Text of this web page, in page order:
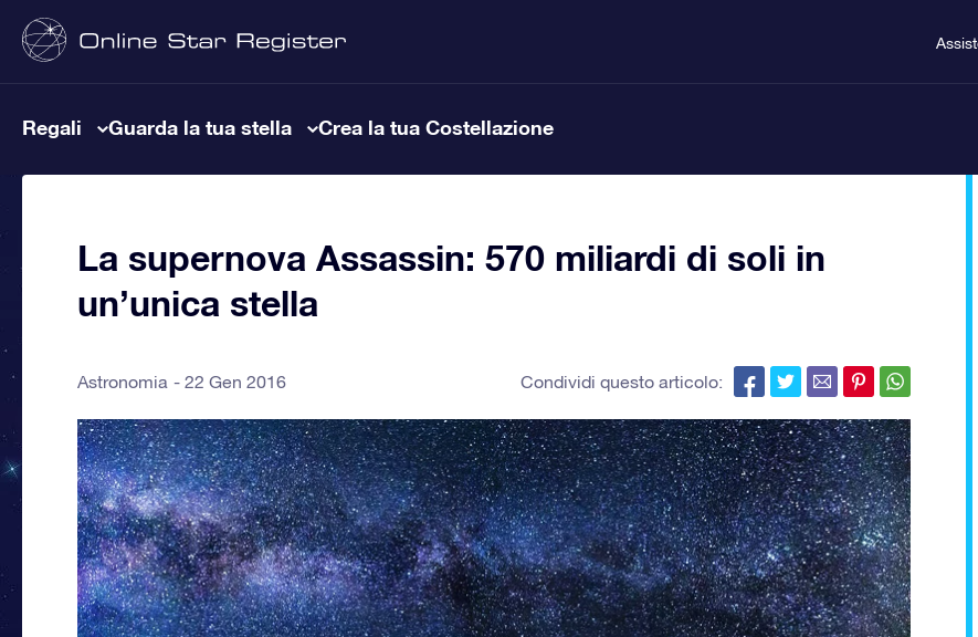
Regali Guarda la tua stella Crea la tua Costellazione
La supernova Assassin: 570 miliardi di soli in
un’unica stella
Astronomia 22 Gen 2016 Condividi questo articolo: